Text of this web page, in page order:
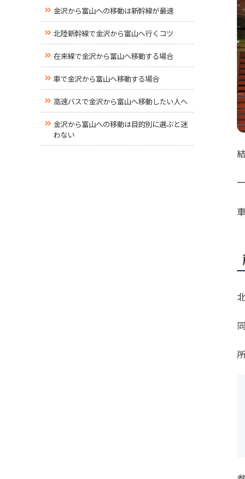
金沢から富山への移動は新幹線が最速
北陸新幹線で金沢から富山へ行くコツ
在来線で金沢から富山へ移動する場合
車で金沢から富山へ移動する場合
高速バスで金沢から富山へ移動したい人へ
金沢から富山への移動は目的別に選ぶと迷
わない